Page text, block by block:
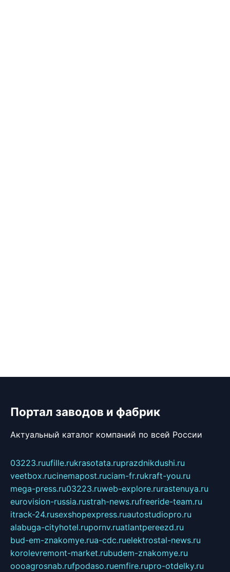
Портал заводов и фабрик
Актуальный каталог компаний по всей России
03223.ruufille.rukrasotata.ruprazdnikdushi.ru
veetbox.rucinemapost.ruciam-fr.rukraft-you.ru
mega-press.ru03223.ruweb-explore.rurastenuya.ru
eurovision-russia.rustrah-news.rufreeride-team.ru
itrack-24.rusexshopexpress.ruautostudiopro.ru
alabuga-cityhotel.rupornv.ruatlantpereezd.ru
bud-em-znakomye.rua-cdc.ruelektrostal-news.ru
korolevremont-market.rubudem-znakomye.ru
oooagrosnab.rufpodaso.ruemfire.rupro-otdelky.ru